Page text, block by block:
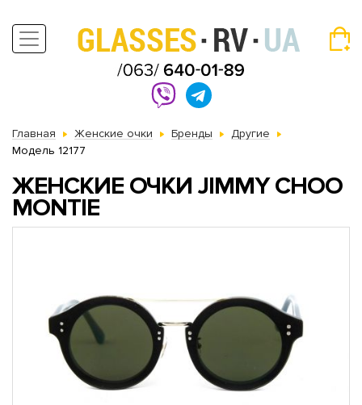
Главная Женские очки Бренды
Другие
Модель 12177
ЖЕНСКИЕ ОЧКИ JIMMY CHOO
MONTIE